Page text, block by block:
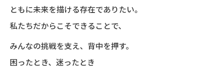
ともに未来を描ける存在でありたい。
私たちだからこそできることで、
みんなの挑戦を支え、背中を押す。
困ったとき、迷ったとき